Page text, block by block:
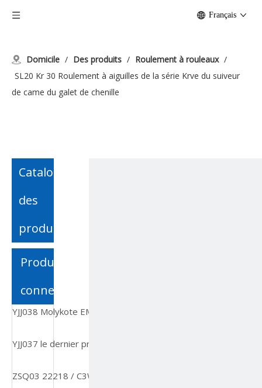
Français
Domicile / Des produits / Roulement à rouleaux /
SL20 Kr 30 Roulement à aiguilles de la série Krve du suiveur
de came du galet de chenille
Catalogue
des
produits
Produits
connexes